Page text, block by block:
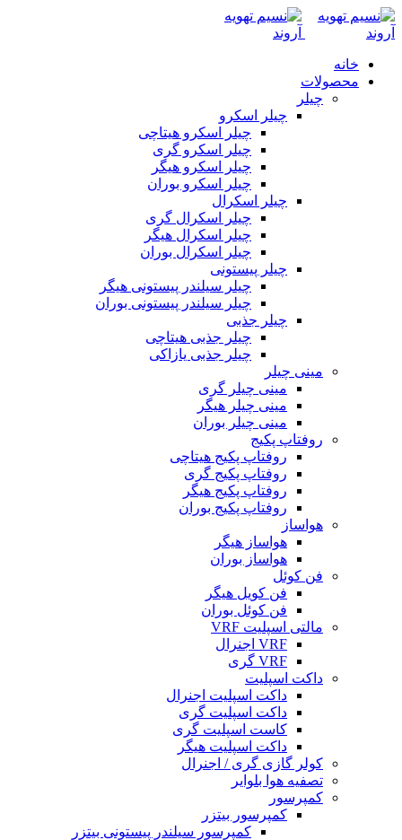
خانه
محصولات
چیلر
چیلر اسکرو
چیلر اسکرو هیتاچی
چیلر اسکرو گری
چیلر اسکرو هیگر
چیلر اسکرو بوران
چیلر اسکرال
چیلر اسکرال گری
چیلر اسکرال هیگر
چیلر اسکرال بوران
چیلر پیستونی
چیلر سیلندر پیستونی هیگر
چیلر سیلندر پیستونی بوران
چیلر جذبی
چیلر جذبی هیتاچی
چیلر جذبی یازاکی
مینی چیلر
مینی چیلر گری
مینی چیلر هیگر
مینی چیلر بوران
روفتاپ پکیج
روفتاپ پکیج هیتاچی
روفتاپ پکیج گری
روفتاپ پکیج هیگر
روفتاپ پکیج بوران
هواساز
هواساز هیگر
هواساز بوران
فن کوئل
فن کویل هیگر
فن کوئل بوران
مالتی اسپلیت VRF
VRF اجنرال
VRF گری
داکت اسپلیت
داکت اسپلیت اجنرال
داکت اسپلیت گری
کاست اسپلیت گری
داکت اسپلیت هیگر
کولر گازی گری / اجنرال
تصفیه هوا بلوایر
کمپرسور
کمپرسور بیتزر
کمپرسور سیلندر پیستونی بیتزر